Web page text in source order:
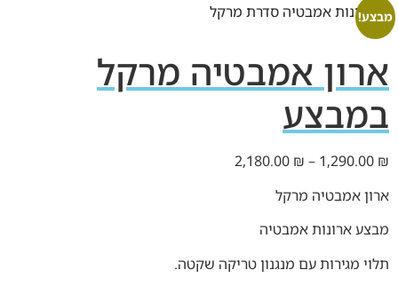
מבצע!
ארון אמבטיה מרקל
במבצע
1,290.00 ₪
–
2,180.00 ₪
ארון אמבטיה מרקל
מבצע ארונות אמבטיה
תלוי מגירות עם מנגנון טריקה שקטה.